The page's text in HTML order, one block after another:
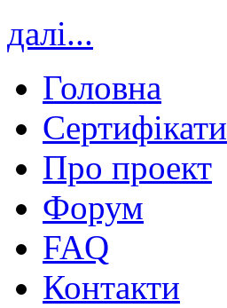
далі...
Головна
Сертифікати
Про проект
Форум
FAQ
Контакти